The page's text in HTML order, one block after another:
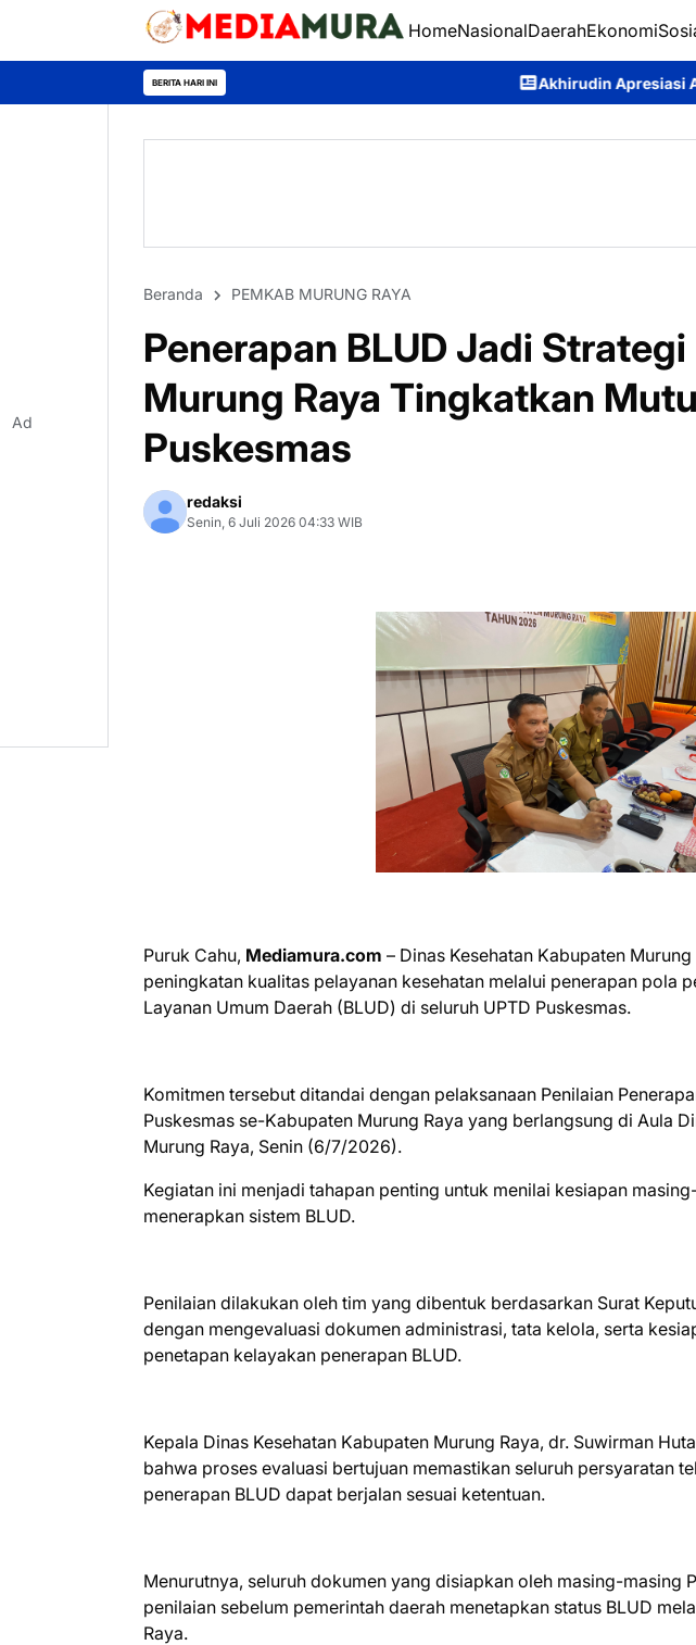
HomeNasionalDaerahEkonomi
BERITA HARI INI Akhirudin Apresiasi Apel Siaga Darurat
Beranda PEMKAB MURUNG RAYA
Penerapan BLUD Jadi
Murung Raya Tingkatkan
Puskesmas
redaksi
Senin, 6 Juli 2026 04:33 WIB
Puruk Cahu, Mediamura.com – Dinas Kesehatan Kabupaten
peningkatan kualitas pelayanan kesehatan melalui penerapan pola
Layanan Umum Daerah (BLUD) di seluruh UPTD Puskesmas.
Komitmen tersebut ditandai dengan pelaksanaan Penilaian
Puskesmas se-Kabupaten Murung Raya yang berlangsung di Aula
Murung Raya, Senin (6/7/2026).
Kegiatan ini menjadi tahapan penting untuk menilai kesiapan
menerapkan sistem BLUD.
Penilaian dilakukan oleh tim yang dibentuk berdasarkan Surat
dengan mengevaluasi dokumen administrasi, tata kelola, serta
penetapan kelayakan penerapan BLUD.
Kepala Dinas Kesehatan Kabupaten Murung Raya, dr. Suwirman
bahwa proses evaluasi bertujuan memastikan seluruh persyaratan
penerapan BLUD dapat berjalan sesuai ketentuan.
Menurutnya, seluruh dokumen yang disiapkan oleh masing-masing
penilaian sebelum pemerintah daerah menetapkan status BLUD
Raya.
Ad